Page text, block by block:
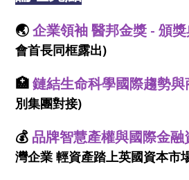
🌏企業領袖 醫邦金獎 - 頒
會首長同框露出)
🏥鏈結生命科學國際趨勢與
別集團對接)
💰 品牌智慧產權與國際金
灣企業 輕資產踏上英國資本市